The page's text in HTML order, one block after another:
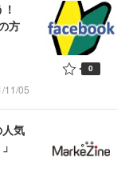
方
11/05
0
気